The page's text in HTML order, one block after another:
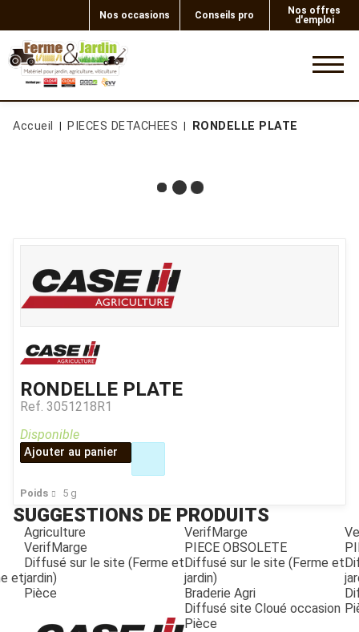
Nos occasions Conseils pro
Nos offres
d'emploi
Accueil PIECES DETACHEES RONDELLE PLATE
RONDELLE PLATE
Ref. 3051218R1
Poids 5 g
Disponible
Ajouter au panier
SUGGESTIONS DE PRODUITS
et
Agriculture
VerifMarge
Diffusé sur le site (Ferme et
jardin)
Pièce
VerifMarge
PIECE OBSOLETE
Diffusé sur le site (Ferme et
jardin)
Braderie Agri
Diffusé site Cloué occasion
Pièce